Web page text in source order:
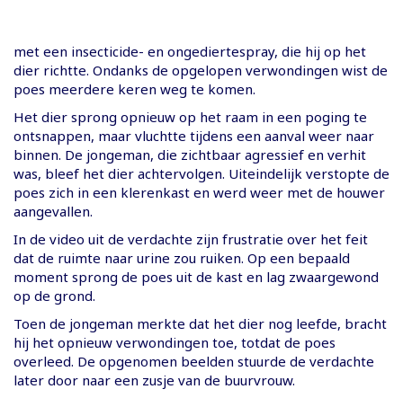
met een insecticide- en ongediertespray, die hij op het
dier richtte. Ondanks de opgelopen verwondingen wist de
poes meerdere keren weg te komen.
Het dier sprong opnieuw op het raam in een poging te
ontsnappen, maar vluchtte tijdens een aanval weer naar
binnen. De jongeman, die zichtbaar agressief en verhit
was, bleef het dier achtervolgen. Uiteindelijk verstopte de
poes zich in een klerenkast en werd weer met de houwer
aangevallen.
In de video uit de verdachte zijn frustratie over het feit
dat de ruimte naar urine zou ruiken. Op een bepaald
moment sprong de poes uit de kast en lag zwaargewond
op de grond.
Toen de jongeman merkte dat het dier nog leefde, bracht
hij het opnieuw verwondingen toe, totdat de poes
overleed. De opgenomen beelden stuurde de verdachte
later door naar een zusje van de buurvrouw.